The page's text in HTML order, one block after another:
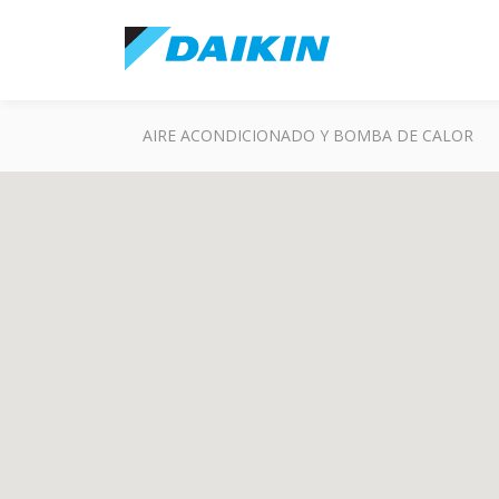
AIRE ACONDICIONADO Y BOMBA DE CALOR